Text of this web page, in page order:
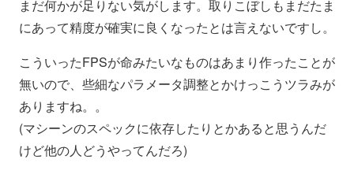
まだ何かが足りない気がします。取りこぼしもまだたま
にあって精度が確実に良くなったとは言えないですし。
こういったFPSが命みたいなものはあまり作ったことが
無いので、些細なパラメータ調整とかけっこうツラみが
ありますね。。
(マシーンのスペックに依存したりとかあると思うんだ
けど他の人どうやってんだろ)